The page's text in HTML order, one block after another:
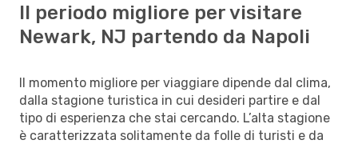
Il periodo migliore per visitare
Newark, NJ partendo da Napoli
Il momento migliore per viaggiare dipende dal clima,
dalla stagione turistica in cui desideri partire e dal
tipo di esperienza che stai cercando. L’alta stagione
è caratterizzata solitamente da folle di turisti e da